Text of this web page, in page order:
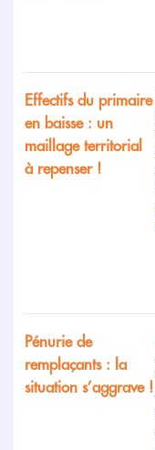
Effectifs du primaire
en baisse : un
maillage territorial
à repenser !
Pénurie de
remplaçants : la
situation s’aggrave !